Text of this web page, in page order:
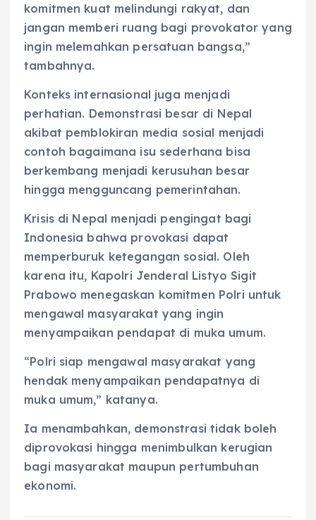
komitmen kuat melindungi rakyat, dan
jangan memberi ruang bagi provokator yang
ingin melemahkan persatuan bangsa,”
tambahnya.
Konteks internasional juga menjadi
perhatian. Demonstrasi besar di Nepal
akibat pemblokiran media sosial menjadi
contoh bagaimana isu sederhana bisa
berkembang menjadi kerusuhan besar
hingga mengguncang pemerintahan.
Krisis di Nepal menjadi pengingat bagi
Indonesia bahwa provokasi dapat
memperburuk ketegangan sosial. Oleh
karena itu, Kapolri Jenderal Listyo Sigit
Prabowo menegaskan komitmen Polri untuk
mengawal masyarakat yang ingin
menyampaikan pendapat di muka umum.
“Polri siap mengawal masyarakat yang
hendak menyampaikan pendapatnya di
muka umum,” katanya.
Ia menambahkan, demonstrasi tidak boleh
diprovokasi hingga menimbulkan kerugian
bagi masyarakat maupun pertumbuhan
ekonomi.